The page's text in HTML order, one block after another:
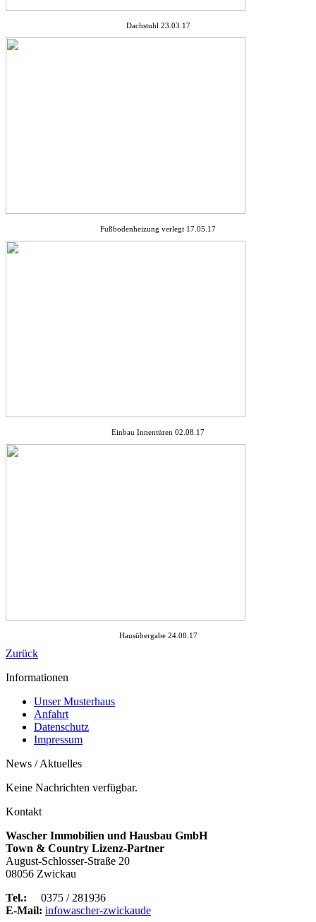
Dachstuhl 23.03.17
Fußbodenheizung verlegt 17.05.17
Einbau Innentüren 02.08.17
Hausübergabe 24.08.17
Zurück
Informationen
Unser Musterhaus
Anfahrt
Datenschutz
Impressum
News / Aktuelles
Keine Nachrichten verfügbar.
Kontakt
Wascher Immobilien und Hausbau GmbH
Town & Country Lizenz-Partner
August-Schlosser-Straße 20
08056 Zwickau
Tel.: 0375 / 281936
E-Mail: infowascher-zwickaude